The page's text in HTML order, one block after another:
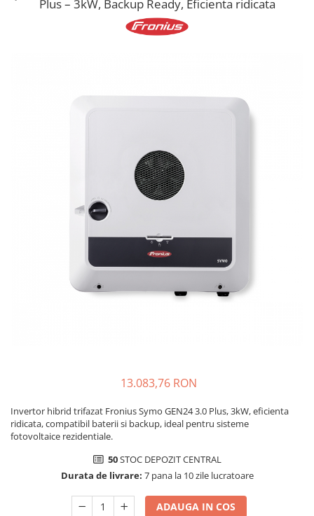
Cabluri semnalizare si control
Conductori rigizi cupru
Cabluri semnalizare incendiu
Cabluri semnalizare si control
Plus – 3kW, Backup Ready, Eficienta ridicata
13.083,76 RON
Invertor hibrid trifazat Fronius Symo GEN24 3.0 Plus, 3kW, eficienta
ridicata, compatibil baterii si backup, ideal pentru sisteme
fotovoltaice rezidentiale.
50STOC DEPOZIT CENTRAL
Durata de livrare: 7 pana la 10 zile lucratoare
ADAUGA IN COS